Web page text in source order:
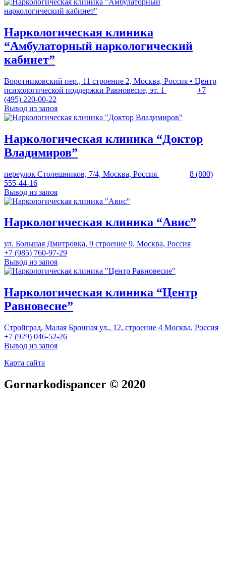
Наркологическая клиника
“Амбулаторный наркологический
кабинет”
Воротниковский пер., 11 строение 2, Москва, Россия • Центр
психологической поддержки Равновесие, эт. 1
+7
(495) 220-00-22
Вывод из запоя
Наркологическая клиника “Доктор
Владимиров”
переулок Столешников, 7/4, Москва, Россия
8 (800)
555-44-16
Вывод из запоя
Наркологическая клиника “Авис”
ул. Большая Дмитровка, 9 строение 9, Москва, Россия
+7 (985) 760-97-29
Вывод из запоя
Наркологическая клиника “Центр
Равновесие”
Стройград, Малая Бронная ул., 12, строение 4 Москва, Россия
+7 (929) 046-52-26
Вывод из запоя
Карта сайта
Gornarkodispancer © 2020